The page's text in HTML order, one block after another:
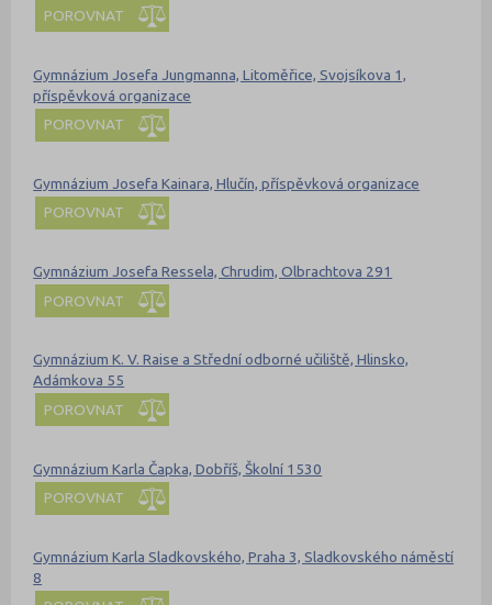
POROVNAT
Gymnázium Josefa Jungmanna, Litoměřice, Svojsíkova 1,
příspěvková organizace
POROVNAT
Gymnázium Josefa Kainara, Hlučín, příspěvková organizace
POROVNAT
Gymnázium Josefa Ressela, Chrudim, Olbrachtova 291
POROVNAT
Gymnázium K. V. Raise a Střední odborné učiliště, Hlinsko,
Adámkova 55
POROVNAT
Gymnázium Karla Čapka, Dobříš, Školní 1530
POROVNAT
Gymnázium Karla Sladkovského, Praha 3, Sladkovského náměstí
8